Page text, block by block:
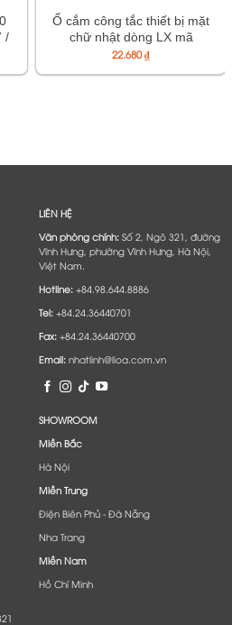
/
Ổ cắm công tắc thiết bị mặt
chữ nhật dòng LX mã
PLX1XS / PLX2XS / PLX1XL
22.680₫
LIÊN HỆ
Văn phòng chính:Số 2, Ngõ 321, đường
Vĩnh Hưng, phường Vĩnh Hưng, Hà Nội,
Việt Nam.
Hotline:+84.98.644.8886
Tel:+84.24.36440701
Fax:+84.24.36440700
Email:nhatlinh@lioa.com.vn
SHOWROOM
Miền Bắc
Hà Nội
Miền Trung
Điện Biên Phủ - Đà Nẵng​
Nha Trang
Miền Nam
Hồ Chí Minh